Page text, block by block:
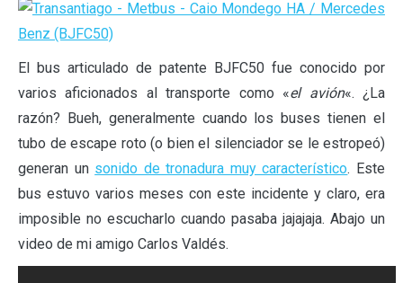
El bus articulado de patente BJFC50 fue conocido por
varios aficionados al transporte como «el avión«. ¿La
razón? Bueh, generalmente cuando los buses tienen el
tubo de escape roto (o bien el silenciador se le estropeó)
generan un sonido de tronadura muy característico. Este
bus estuvo varios meses con este incidente y claro, era
imposible no escucharlo cuando pasaba jajajaja. Abajo un
video de mi amigo Carlos Valdés.